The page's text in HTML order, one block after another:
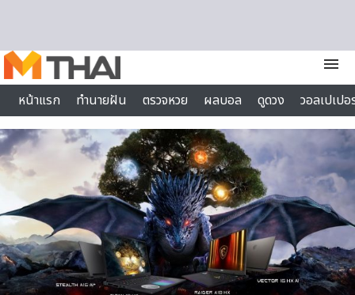
menu
หน้าแรก
ทำนายฝัน ตรวจหวย ผลบอล ดูดวง
วอลเปเป
ไลฟ์สไตล์